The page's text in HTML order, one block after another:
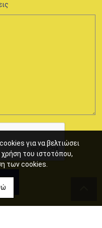
για να βελτιώσει
του ιστοτόπου,
των cookies.